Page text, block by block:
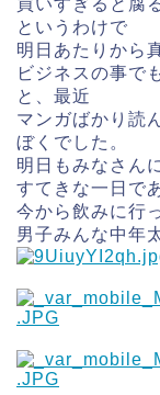
というわけで
明日あたりから
ビジネスの事で
と、最近
マンガばかり読
ぼくでした。
明日もみなさん
すてきな一日で
今から飲みに行
男子みんな中年